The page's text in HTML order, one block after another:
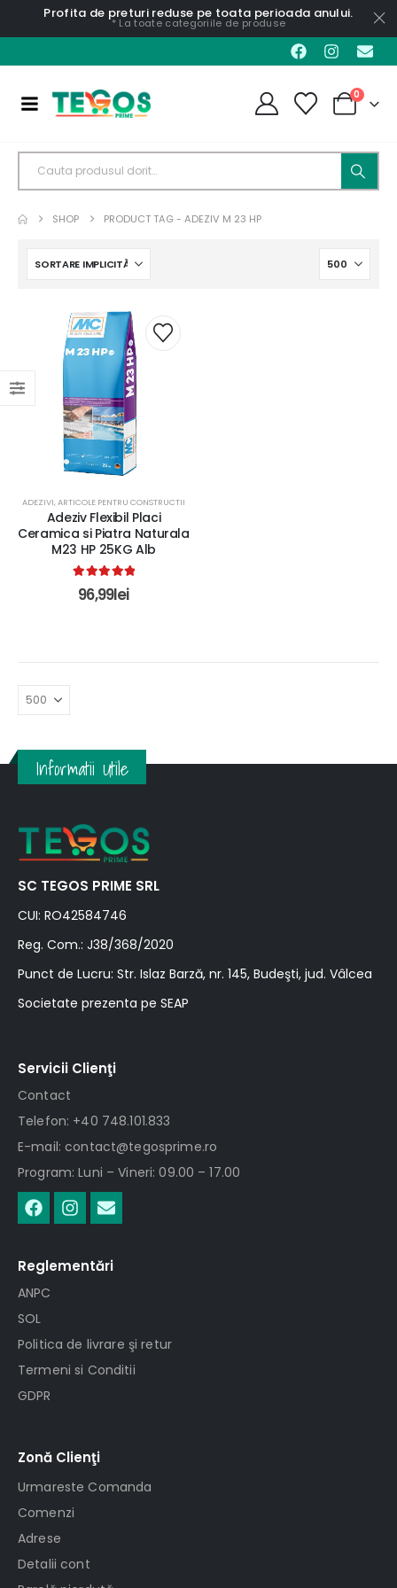
Profita de preturi reduse pe toata perioada anului.
* La toate categoriile de produse
0
SHOP PRODUCT TAG -ADEZIV M 23 HP
ADEZIVI,ARTICOLE PENTRU CONSTRUCTII
Adeziv Flexibil Placi
Ceramica si Piatra Naturala
M23 HP 25KG Alb
5.00out of 5
96,99lei
Informatii Utile
SC TEGOS PRIME SRL
CUI: RO42584746
Reg. Com.: J38/368/2020
Punct de Lucru: Str. Islaz Barză, nr. 145, Budeşti, jud. Vâlcea
Societate prezenta pe SEAP
Servicii Clienţi
Contact
Telefon: +40 748.101.833
E-mail: contact@tegosprime.ro
Program: Luni – Vineri: 09.00 – 17.00
Reglementări
ANPC
SOL
Politica de livrare şi retur
Termeni si Conditii
GDPR
Zonă Clienţi
Urmareste Comanda
Comenzi
Adrese
Detalii cont